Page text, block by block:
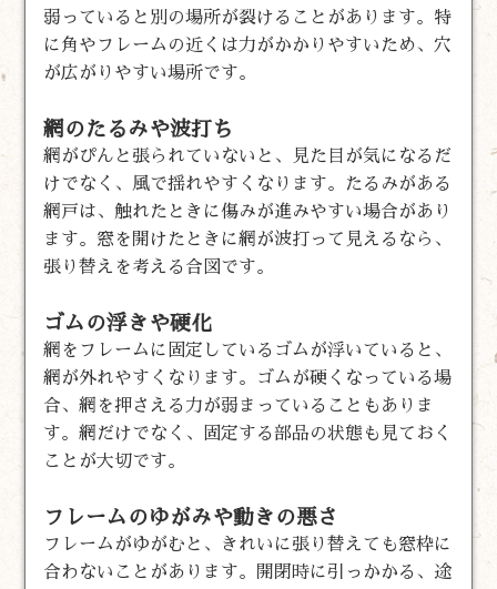
弱っていると別の場所が裂けることがあります。特
に角やフレームの近くは力がかかりやすいため、穴
が広がりやすい場所です。
網のたるみや波打ち
網がぴんと張られていないと、見た目が気になるだ
けでなく、風で揺れやすくなります。たるみがある
網戸は、触れたときに傷みが進みやすい場合があり
ます。窓を開けたときに網が波打って見えるなら、
張り替えを考える合図です。
ゴムの浮きや硬化
網をフレームに固定しているゴムが浮いていると、
網が外れやすくなります。ゴムが硬くなっている場
合、網を押さえる力が弱まっていることもありま
す。網だけでなく、固定する部品の状態も見ておく
ことが大切です。
フレームのゆがみや動きの悪さ
フレームがゆがむと、きれいに張り替えても窓枠に
合わないことがあります。開閉時に引っかかる、途